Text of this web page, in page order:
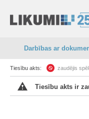
Darbības ar
Tiesību akts: zaudējis
Tiesību akts ir